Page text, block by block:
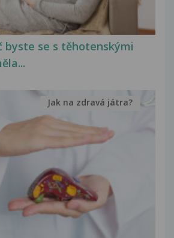
byste se s těhotenskými
Jak na zdravá játra?